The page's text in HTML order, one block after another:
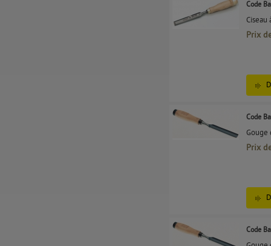
Code
Ciseau
Prix
Code
Gouge
Prix
Code